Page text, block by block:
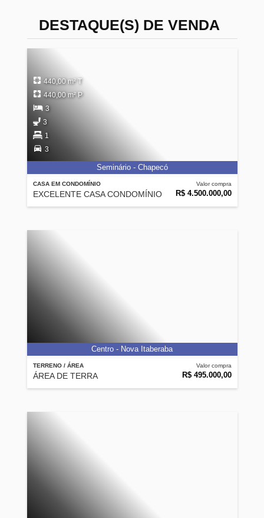
DESTAQUE(S) DE VENDA
CASA EM CONDOMÍNIO
EXCELENTE CASA CONDOMÍNIO
Valor compra
R$ 4.500.000,00
440,00 m² T
440,00 m² P
3
3
1
3
Seminário - Chapecó
TERRENO / ÁREA
ÁREA DE TERRA
Valor compra
R$ 495.000,00
Centro - Nova Itaberaba